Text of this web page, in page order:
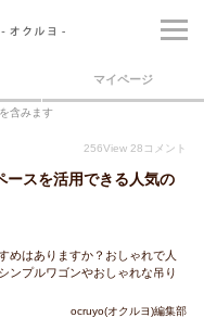
マイページ
含みます
256View 28 コメント
ースを活用できる人気の
めはありますか？おしゃれで人
ンプルワゴンやおしゃれな吊り
ocruyo(オクルヨ)編集部